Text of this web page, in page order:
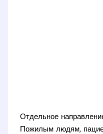
Отдельное
Пожилым людям,